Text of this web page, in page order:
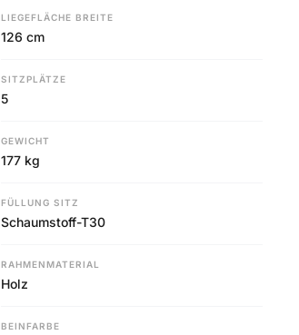
LIEGEFLÄCHE BREITE
126 cm
SITZPLÄTZE
5
GEWICHT
177 kg
FÜLLUNG SITZ
Schaumstoff-T30
RAHMENMATERIAL
Holz
BEINFARBE